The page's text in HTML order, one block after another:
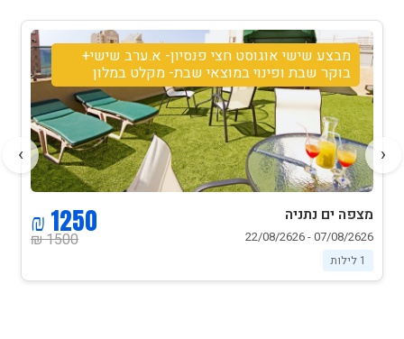
מבצע שישי אוגוסט חצי פנסיון- א.ערב שישי+
בוקר שבת ופינוי במוצאי שבת- מקלט במלון
מצפה ים נתניה
07/08/2626 - 22/08/2626
1 לילות
1500 ₪
1250 ₪
‹
›